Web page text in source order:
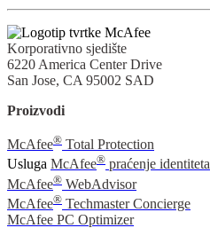
Korporativno sjedište
6220 America Center Drive
San Jose, CA 95002 SAD
Proizvodi
McAfee® Total Protection
Usluga McAfee® praćenje identiteta
McAfee® WebAdvisor
McAfee® Techmaster Concierge
McAfee PC Optimizer